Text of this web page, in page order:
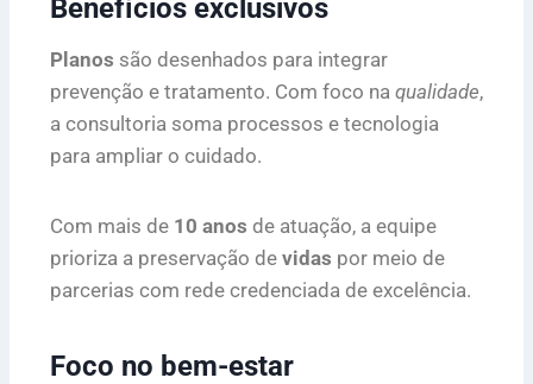
Benefícios exclusivos
Planos são desenhados para integrar
prevenção e tratamento. Com foco na qualidade,
a consultoria soma processos e tecnologia
para ampliar o cuidado.
Com mais de 10 anos de atuação, a equipe
prioriza a preservação de vidas por meio de
parcerias com rede credenciada de excelência.
Foco no bem-estar